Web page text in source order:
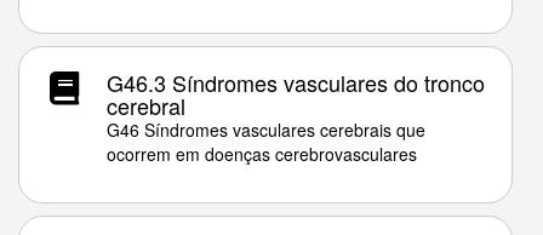
G46.3 Síndromes vasculares do tronco
cerebral
G46 Síndromes vasculares cerebrais que
ocorrem em doenças cerebrovasculares